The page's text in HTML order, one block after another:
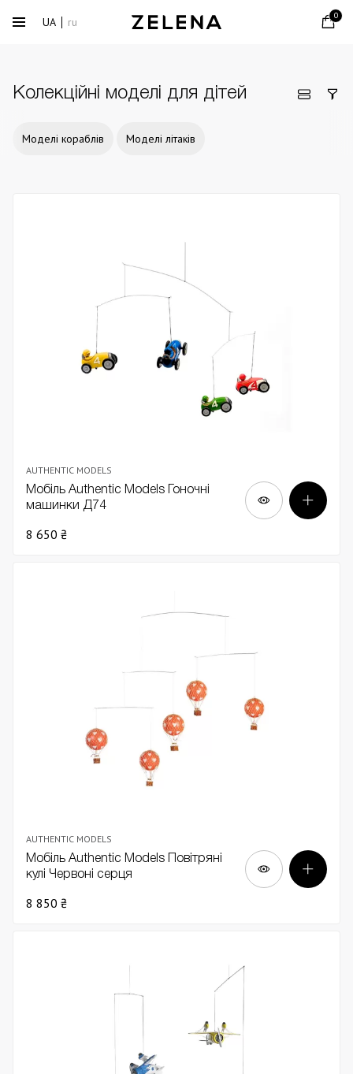
UA ru 0
Колекційні моделі для дітей
Моделі кораблів Моделі літаків
AUTHENTIC MODELS
Мобіль Authentic Models Гоночні
машинки Д74
8 650 ₴
AUTHENTIC MODELS
Мобіль Authentic Models Повітряні
кулі Червоні серця
8 850 ₴